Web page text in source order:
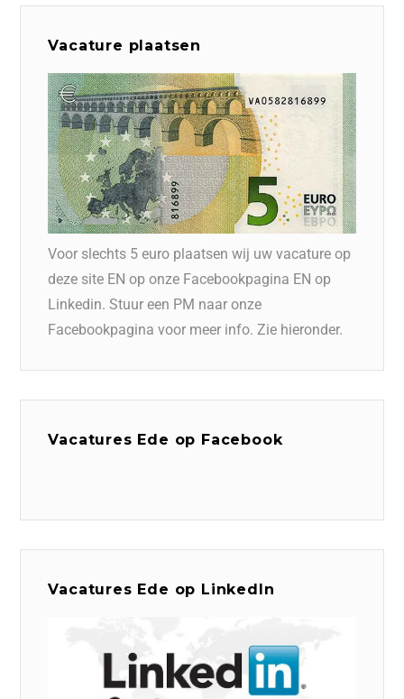
Vacature plaatsen
Voor slechts 5 euro plaatsen wij uw vacature op
deze site EN op onze Facebookpagina EN op
Linkedin. Stuur een PM naar onze
Facebookpagina voor meer info. Zie hieronder.
Vacatures Ede op Facebook
Vacatures Ede op LinkedIn